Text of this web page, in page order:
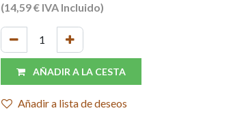
(14,59€ IVA Incluido)
AÑADIR A LA CESTA
Añadir a lista de deseos